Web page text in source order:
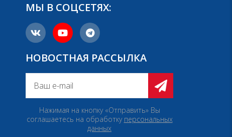
МЫ В СОЦСЕТЯХ:
НОВОСТНАЯ РАССЫЛКА
Нажимая на кнопку «Отправить» Вы
соглашаетесь на обработку персональных
данных